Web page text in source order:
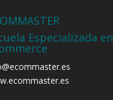
Especializada en